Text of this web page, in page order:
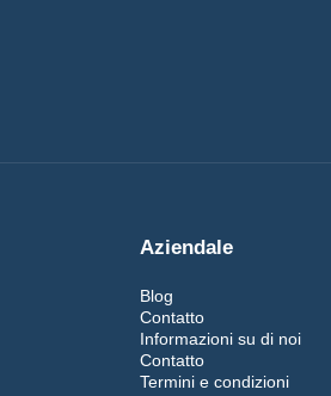
Aziendale
Blog
Contatto
Informazioni su di noi
Contatto
Termini e condizioni